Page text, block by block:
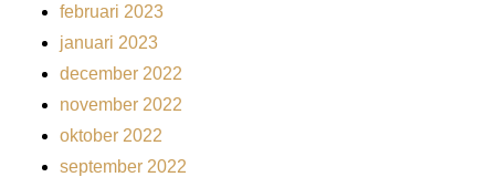
februari 2023
januari 2023
december 2022
november 2022
oktober 2022
september 2022